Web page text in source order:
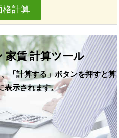
格計算
家賃 計算ツール
「計算する」ボタンを押すと算
表示されます。